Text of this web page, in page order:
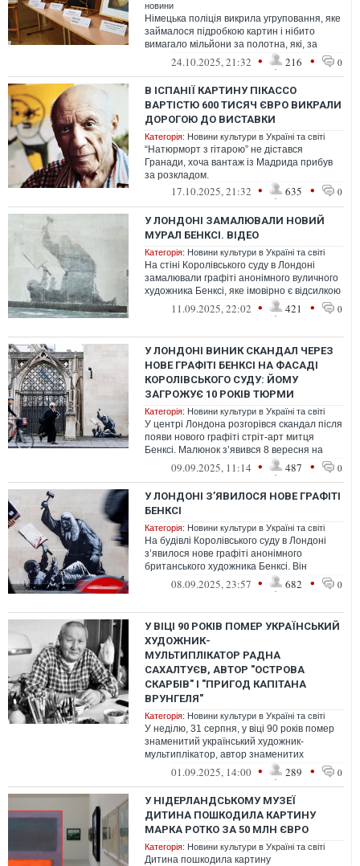
новини
Німецька поліція викрила угруповання, яке
займалося підробкою картин і нібито
вимагало мільйони за полотна, які, за
їхніми твердженнями, належали всес...
24.10.2025, 21:32 • 216 • 0
В ІСПАНІЇ КАРТИНУ ПІКАССО
ВАРТІСТЮ 600 ТИСЯЧ ЄВРО ВИКРАЛИ
ДОРОГОЮ ДО ВИСТАВКИ
Категорія: Новини культури в Україні та світі
“Натюрморт з гітарою” не дістався
Гранади, хоча вантаж із Мадрида прибув
за розкладом.
17.10.2025, 21:32 • 635 • 0
У ЛОНДОНІ ЗАМАЛЮВАЛИ НОВИЙ
МУРАЛ БЕНКСІ. ВІДЕО
Категорія: Новини культури в Україні та світі
На стіні Королівського суду в Лондоні
замалювали графіті анонімного вуличного
художника Бенксі, яке імовірно є відсилкою
до арештів протестувальників ...
11.09.2025, 22:02 • 421 • 0
У ЛОНДОНІ ВИНИК СКАНДАЛ ЧЕРЕЗ
НОВЕ ГРАФІТІ БЕНКСІ НА ФАСАДІ
КОРОЛІВСЬКОГО СУДУ: ЙОМУ
ЗАГРОЖУЄ 10 РОКІВ ТЮРМИ
Категорія: Новини культури в Україні та світі
У центрі Лондона розгорівся скандал після
появи нового графіті стріт-арт митця
Бенксі. Малюнок з’явився 8 вересня на
фасаді будівлі Королівського суду...
09.09.2025, 11:14 • 487 • 0
У ЛОНДОНІ З’ЯВИЛОСЯ НОВЕ ГРАФІТІ
БЕНКСІ
Категорія: Новини культури в Україні та світі
На будівлі Королівського суду в Лондоні
з’явилося нове графіті анонімного
британського художника Бенксі. Він
підтвердив своє авторство
08.09.2025, 23:57 • 682 • 0
У ВІЦІ 90 РОКІВ ПОМЕР УКРАЇНСЬКИЙ
ХУДОЖНИК-
МУЛЬТИПЛІКАТОР РАДНА
САХАЛТУЄВ, АВТОР "ОСТРОВА
СКАРБІВ" І "ПРИГОД КАПІТАНА
ВРУНГЕЛЯ"
Категорія: Новини культури в Україні та світі
У неділю, 31 серпня, у віці 90 років помер
знаменитий український художник-
мультиплікатор, автор знаменитих
мультфільмів Острів скарбів, Пригоди
01.09.2025, 14:00 • 289 • 0
У НІДЕРЛАНДСЬКОМУ МУЗЕЇ
ДИТИНА ПОШКОДИЛА КАРТИНУ
МАРКА РОТКО ЗА 50 МЛН ЄВРО
Категорія: Новини культури в Україні та світі
Дитина пошкодила картину